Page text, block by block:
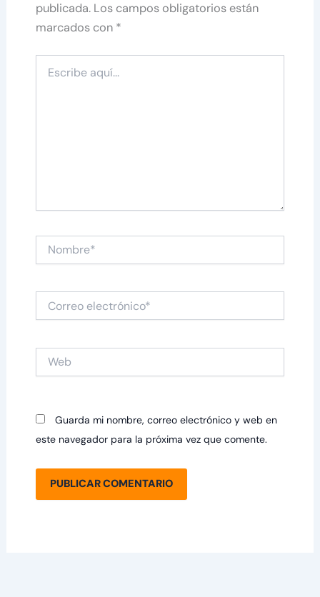
publicada. Los campos obligatorios están
marcados con *
aquí...
electrónico*
Guarda mi nombre, correo electrónico y web en
este navegador para la próxima vez que comente.